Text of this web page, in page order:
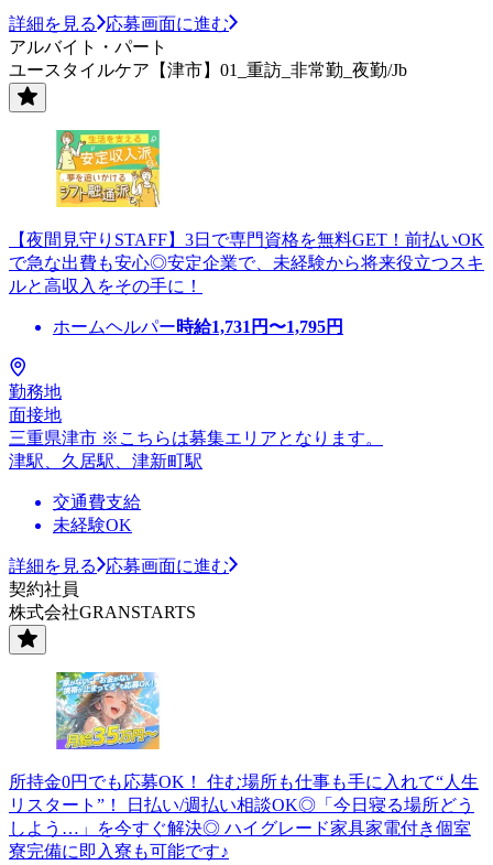
詳細を見る
応募画面に進む
アルバイト・パート
ユースタイルケア【津市】01_重訪_非常勤_夜勤/Jb
【夜間見守りSTAFF】3日で専門資格を無料GET！前払いOK
で急な出費も安心◎安定企業で、未経験から将来役立つスキ
ルと高収入をその手に！
ホームヘルパー時給1,731 円〜1,795円
勤務地
面接地
三重県津市 ※こちらは募集エリアとなります。
津駅、久居駅、津新町駅
交通費支給
未経験OK
詳細を見る
応募画面に進む
契約社員
株式会社GRANSTARTS
所持金0円でも応募OK！ 住む場所も仕事も手に入れて“人生
リスタート”！ 日払い/週払い相談OK◎「今日寝る場所どう
しよう…」を今すぐ解決◎ ハイグレード家具家電付き個室
寮完備に即入寮も可能です♪